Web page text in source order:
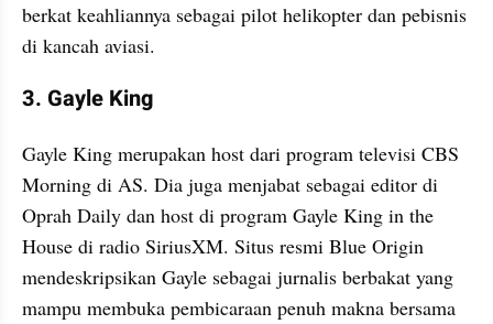
berkat keahliannya sebagai pilot helikopter dan pebisnis
di kancah aviasi.
3. Gayle King
Gayle King merupakan host dari program televisi CBS
Morning di AS. Dia juga menjabat sebagai editor di
Oprah Daily dan host di program Gayle King in the
House di radio SiriusXM. Situs resmi Blue Origin
mendeskripsikan Gayle sebagai jurnalis berbakat yang
mampu membuka pembicaraan penuh makna bersama